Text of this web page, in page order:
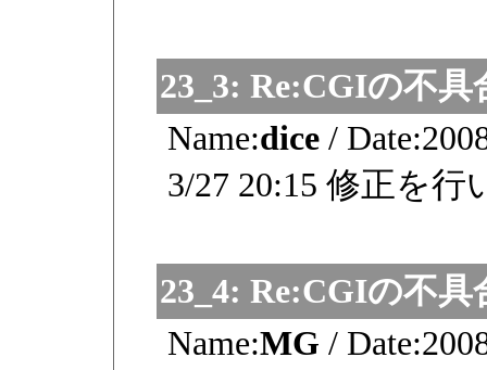
23_3: Re:CGIの不具
Name:dice/ Date:
3/27 20:15 修正を行
23_4: Re:CGIの不具
Name:MG / Date: